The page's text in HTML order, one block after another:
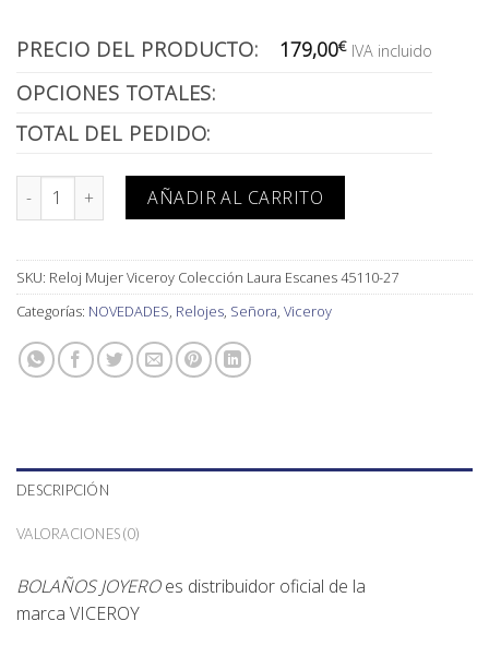
PRECIO DEL PRODUCTO: 179,00€ IVA incluido
OPCIONES TOTALES:
TOTAL DEL PEDIDO:
Reloj Mujer Viceroy Colección Laura Escanes 45110-27 cantidad
AÑADIR AL CARRITO
SKU: Reloj Mujer Viceroy Colección Laura Escanes 45110-27
Categorías: NOVEDADES, Relojes, Señora, Viceroy
DESCRIPCIÓN
VALORACIONES (0)
BOLAÑOS JOYEROes distribuidor oficial de la
marca VICEROY